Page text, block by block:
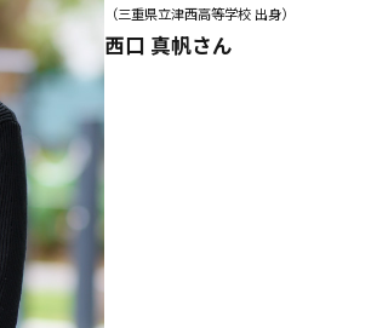
（三重県立津西高等学校 出身）
西口 真帆さん